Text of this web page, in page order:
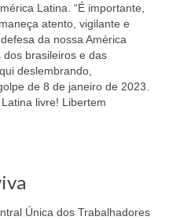
Latina. “É importante,
atento, vigilante e
defesa da nossa América
brasileiros e das
deslembrando,
de 8 de janeiro de 2023.
livre! Libertem
Única dos Trabalhadores